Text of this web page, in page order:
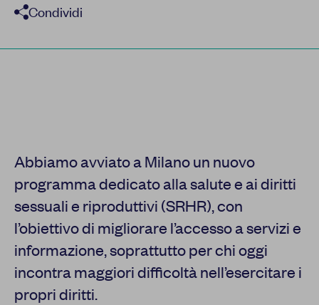
Condividi
Abbiamo avviato a Milano un nuovo
programma dedicato alla salute e ai diritti
sessuali e riproduttivi (SRHR), con
l’obiettivo di migliorare l’accesso a servizi e
informazione, soprattutto per chi oggi
incontra maggiori difficoltà nell’esercitare i
propri diritti.